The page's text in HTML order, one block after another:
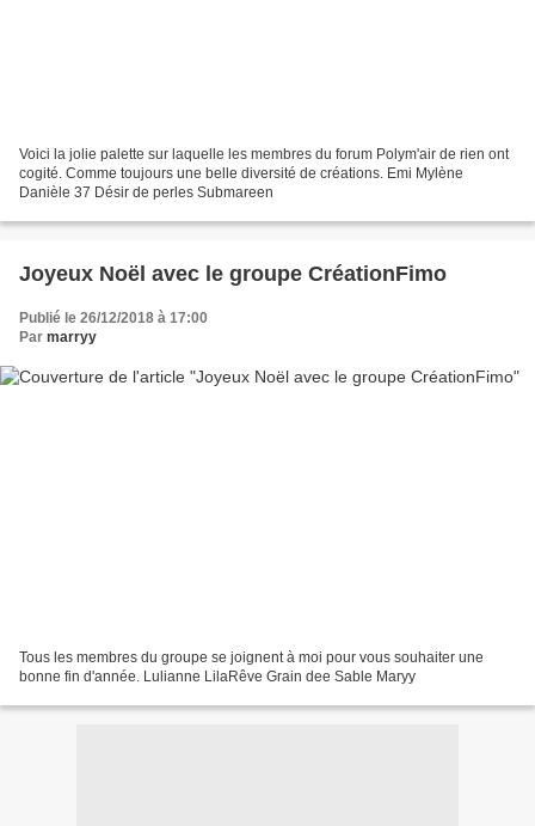
Voici la jolie palette sur laquelle les membres du forum Polym'air de rien ont
cogité. Comme toujours une belle diversité de créations. Emi Mylène
Danièle 37 Désir de perles Submareen
Joyeux Noël avec le groupe CréationFimo
Publié le 26/12/2018 à 17:00
Par marryy
Tous les membres du groupe se joignent à moi pour vous souhaiter une
bonne fin d'année. Lulianne LilaRêve Grain dee Sable Maryy